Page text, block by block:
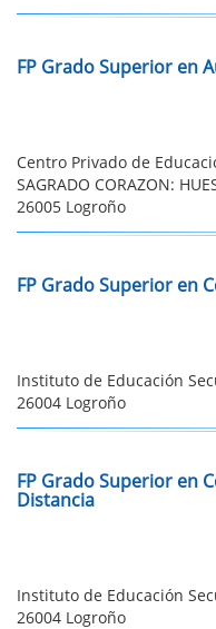
FP Grado Superior en
Centro Privado de
SAGRADO CORAZON:
26005 Logroño
FP Grado Superior en
Instituto de Educación
26004 Logroño
FP Grado Superior en
Distancia
Instituto de Educación
26004 Logroño